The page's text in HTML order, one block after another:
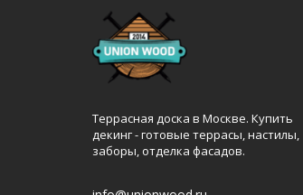
Террасная доска в Москве. Купить
декинг - готовые террасы, настилы,
заборы, отделка фасадов.